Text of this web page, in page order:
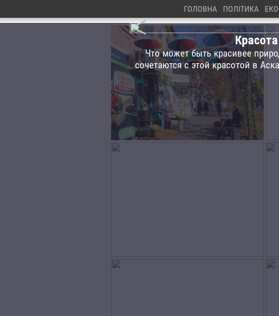
ГОЛОВНА ПОЛІТИКА
<
Что может быть красивее
сочетаются с этой красотой в